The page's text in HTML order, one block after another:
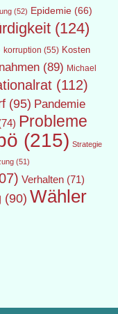
(52) Epidemie (66)
(124)
korruption (55) Kosten
(89) Michael
(112)
(95) Pandemie
Probleme
(215) Strategie
(51)
Verhalten (71)
(90) Wähler